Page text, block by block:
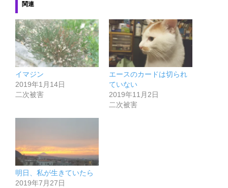
関連
イマジン
2019年1月14日
二次被害
エースのカードは切られ
ていない
2019年11月2日
二次被害
明日、私が生きていたら
2019年7月27日